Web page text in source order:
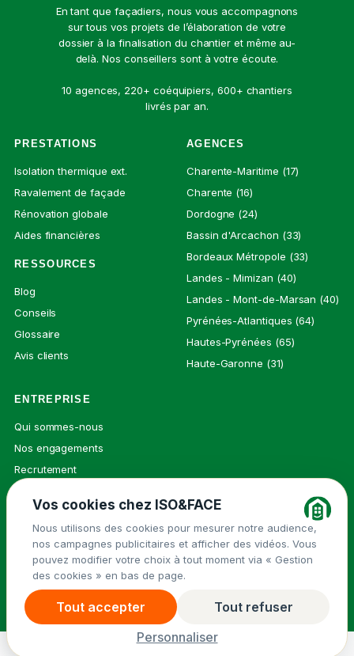
En tant que façadiers, nous vous accompagnons
sur tous vos projets de l’élaboration de votre
dossier à la finalisation du chantier et même au-
delà. Nos conseillers sont à votre écoute.
10 agences, 220+ coéquipiers, 600+ chantiers
livrés par an.
PRESTATIONS
Isolation thermique ext.
Ravalement de façade
Rénovation globale
Aides financières
RESSOURCES
Blog
Conseils
Glossaire
Avis clients
AGENCES
Charente-Maritime (17)
Charente (16)
Dordogne (24)
Bassin d'Arcachon (33)
Bordeaux Métropole (33)
Landes - Mimizan (40)
Landes - Mont-de-Marsan (40)
Pyrénées-Atlantiques (64)
Hautes-Pyrénées (65)
Haute-Garonne (31)
ENTREPRISE
Qui sommes-nous
Nos engagements
Recrutement
Contact
© 2026 ISO&FACE ·
Groupe Isovalie
Politique de confidentialitéCookies
Menu Demander un devis
Vos cookies chez ISO&FACE
Nous utilisons des cookies pour mesurer notre audience,
nos campagnes publicitaires et afficher des vidéos. Vous
pouvez modifier votre choix à tout moment via « Gestion
des cookies » en bas de page.
Tout accepter
Tout refuser
Personnaliser